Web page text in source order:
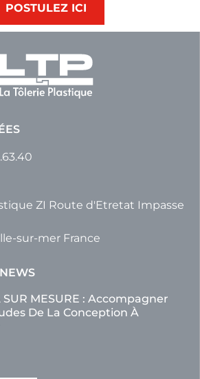
POSTULEZ ICI
ZI Route d'Etretat Impasse
sur-mer France
SUR MESURE : Accompagner
De La Conception À